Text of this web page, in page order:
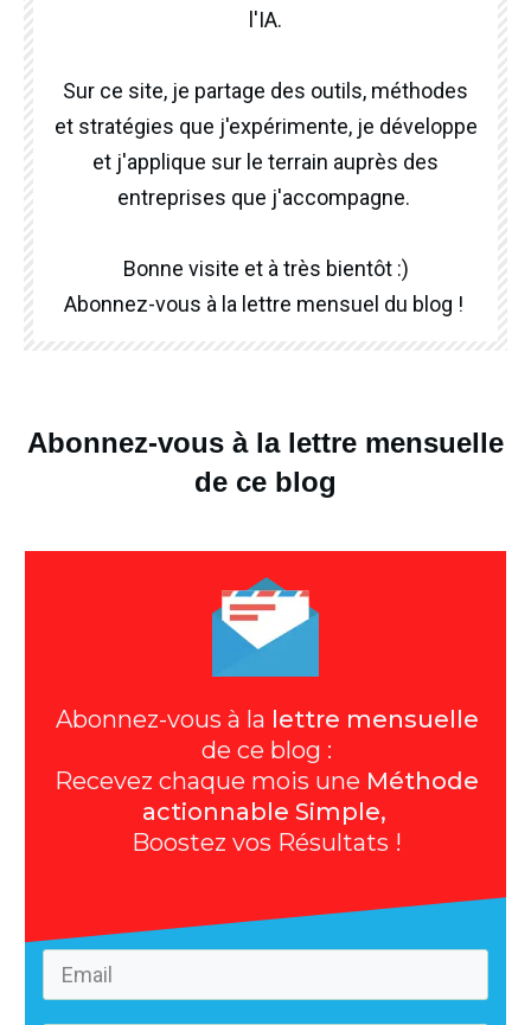
l'IA.
Sur ce site, je partage des outils, méthodes
et stratégies que j'expérimente, je développe
et j'applique sur le terrain auprès des
entreprises que j'accompagne.
Bonne visite et à très bientôt :)
Abonnez-vous à la lettre mensuel du blog !
Abonnez-vous à la lettre mensuelle
de ce blog
Abonnez-vous à la lettre mensuelle
de ce blog :
Recevez chaque mois une Méthode
actionnable Simple,
Boostez vos Résultats !